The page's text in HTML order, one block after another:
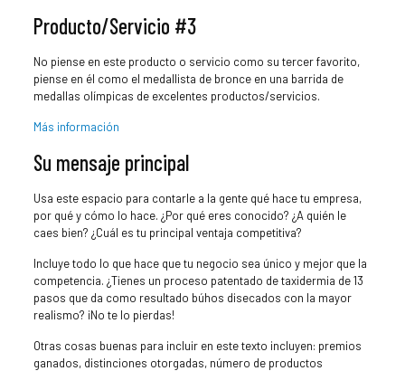
Producto/Servicio #3
No piense en este producto o servicio como su tercer favorito,
piense en él como el medallista de bronce en una barrida de
medallas olímpicas de excelentes productos/servicios.
Más información
Su mensaje principal
Usa este espacio para contarle a la gente qué hace tu empresa,
por qué y cómo lo hace. ¿Por qué eres conocido? ¿A quién le
caes bien? ¿Cuál es tu principal ventaja competitiva?
Incluye todo lo que hace que tu negocio sea único y mejor que la
competencia. ¿Tienes un proceso patentado de taxidermia de 13
pasos que da como resultado búhos disecados con la mayor
realismo? ¡No te lo pierdas!
Otras cosas buenas para incluir en este texto incluyen: premios
ganados, distinciones otorgadas, número de productos